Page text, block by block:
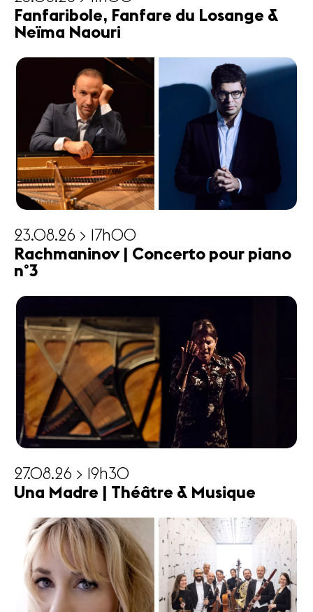
Fanfaribole, Fanfare du Losange &
Neïma Naouri
23.08.26 > 17h00
Rachmaninov | Concerto pour piano
n°3
27.08.26 > 19h30
Una Madre | Théâtre & Musique